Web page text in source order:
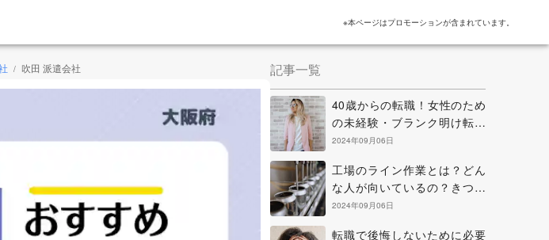
※本ページはプロモーションが含まれています。
/ 吹田 派遣会社 記事一覧
40歳からの転職！女性のため
の未経験・ブランク明け転職
のヒントと考え方
2024年09月06日
工場のライン作業とは？どん
な人が向いているの？きつい
点を克服する方法などを解説
2024年09月06日
転職で後悔しないために必要